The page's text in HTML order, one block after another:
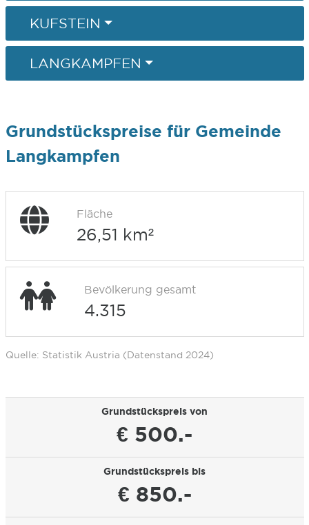
KUFSTEIN
LANGKAMPFEN
Grundstückspreise für Gemeinde
Langkampfen
Fläche
26,51 km²
Bevölkerung gesamt
4.315
Quelle: Statistik Austria (Datenstand 2024)
Grundstückspreis von
€ 500.-
Grundstückspreis bis
€ 850.-